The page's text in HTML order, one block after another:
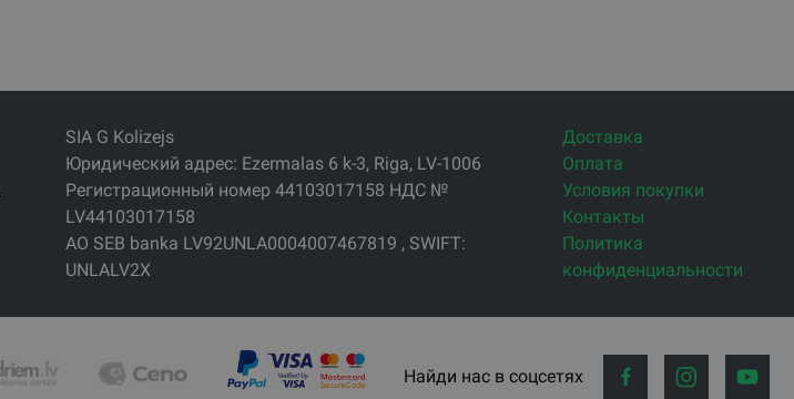
SIA G Kolizejs
Юридический адрес: Ezermalas 6 k-3, Riga, LV-1006
Регистрационный номер 44103017158 НДС №
LV44103017158
АО SEB banka LV92UNLA0004007467819 , SWIFT:
UNLALV2X
Доставка
Оплата
Условия покупки
Контакты
Политика
конфиденциальности
Найди нас в соцсетях